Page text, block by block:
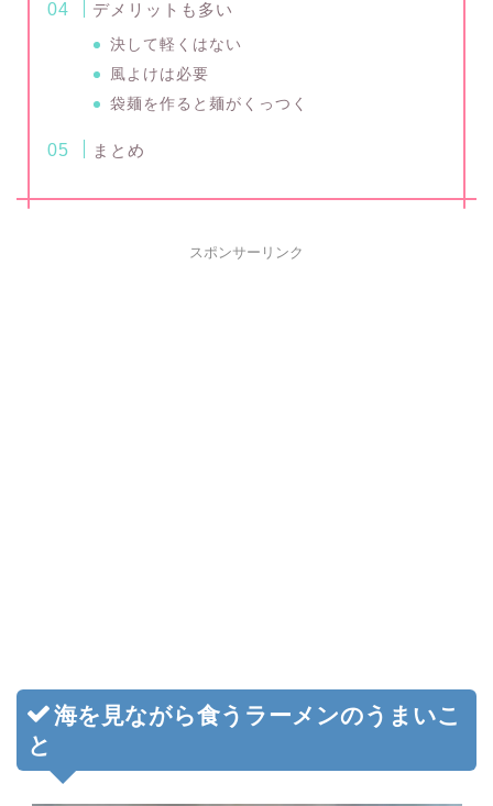
デメリットも多い
決して軽くはない
風よけは必要
袋麺を作ると麺がくっつく
まとめ
スポンサーリンク
海を見ながら食うラーメンのうまいこ
と